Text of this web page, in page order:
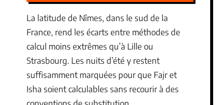
La latitude de Nîmes, dans le sud de la
France, rend les écarts entre méthodes de
calcul moins extrêmes qu’à Lille ou
Strasbourg. Les nuits d’été y restent
suffisamment marquées pour que Fajr et
Isha soient calculables sans recourir à des